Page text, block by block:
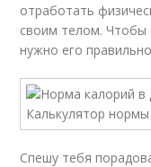
отработать
своим телом.
нужно его
Спешу тебя